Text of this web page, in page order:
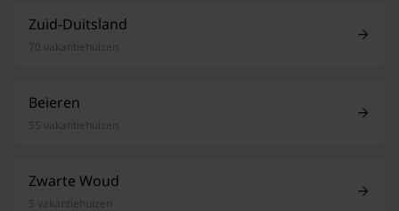
Zuid-Duitsland
70 vakantiehuizen
Beieren
55 vakantiehuizen
Zwarte Woud
5 vakantiehuizen